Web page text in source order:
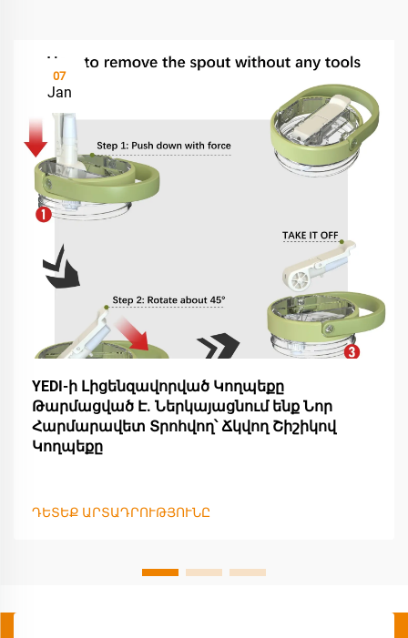
07
Jan
YEDI-ի Լիցենզավորված Կողպեքը
Թարմացված Է. Ներկայացնում ենք Նոր
Հարմարավետ Տրոհվող՝ Ճկվող Շիշիկով
Կողպեքը
ԴԵՏԵՔ ԱՐՏԱԴՐՈՒԹՅՈՒՆԸ